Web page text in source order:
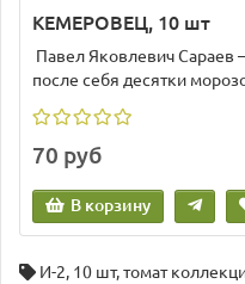
КЕМЕРОВЕЦ, 10 шт
Павел Яковлевич Сараев
после себя десятки
70 руб
В корзину
И-2, 10 шт,томат